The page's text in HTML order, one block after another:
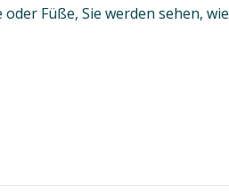
Füße, Sie werden sehen,